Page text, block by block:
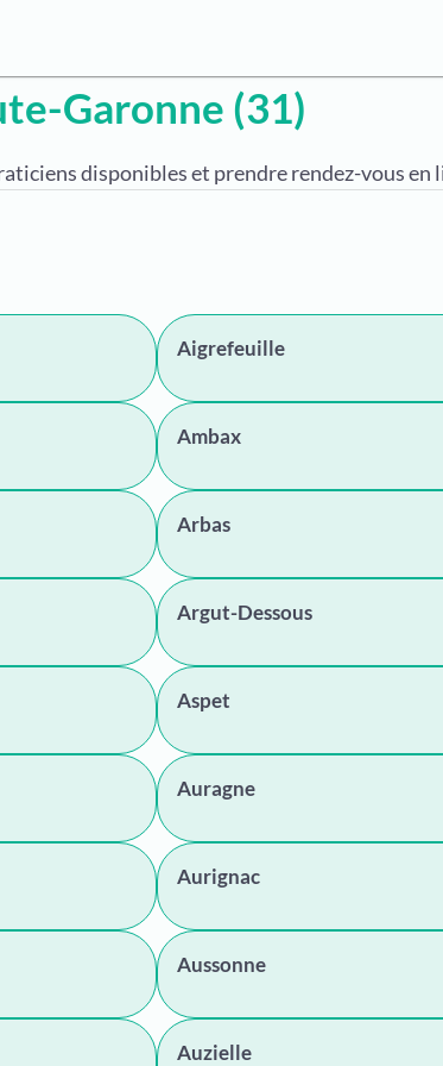
Garonne (31)
disponibles et prendre rendez-vous en
Aigrefeuille
Ambax
Arbas
Argut-Dessous
Aspet
Auragne
Aurignac
Aussonne
Auzielle